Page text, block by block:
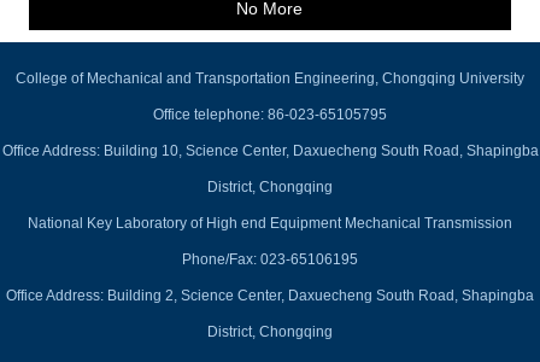
No More
College of Mechanical and Transportation Engineering, Chongqing University
Office telephone: 86-023-65105795
Office Address: Building 10, Science Center, Daxuecheng South Road, Shapingba
District, Chongqing
National Key Laboratory of High end Equipment Mechanical Transmission
Phone/Fax: 023-65106195
Office Address: Building 2, Science Center, Daxuecheng South Road, Shapingba
District, Chongqing